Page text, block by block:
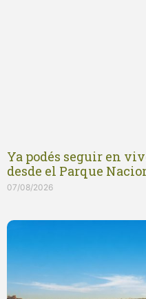
Ya podés seguir en
desde el Parque
07/08/2026